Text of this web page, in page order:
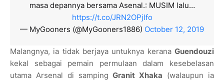
masa depannya bersama Asenal.: MUSIM lalu…
https://t.co/JRN2OPjlfo
— MyGooners (@MyGooners1886) October 12, 2019
Malangnya, ia tidak berjaya untuknya kerana Guendouzi
kekal sebagai pemain permulaan dalam kesebelasan
utama Arsenal di sampingGranit Xhaka (walaupun ia